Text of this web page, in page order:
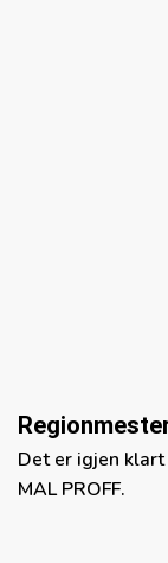
Det er igjen
MAL PROFF.